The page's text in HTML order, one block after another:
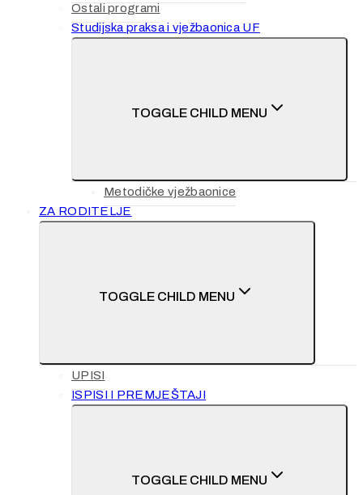
Ostali programi
Studijska praksa i vježbaonica UF
TOGGLE CHILD MENU
Metodičke vježbaonice
ZA RODITELJE
TOGGLE CHILD MENU
UPISI
ISPISI I PREMJEŠTAJI
TOGGLE CHILD MENU